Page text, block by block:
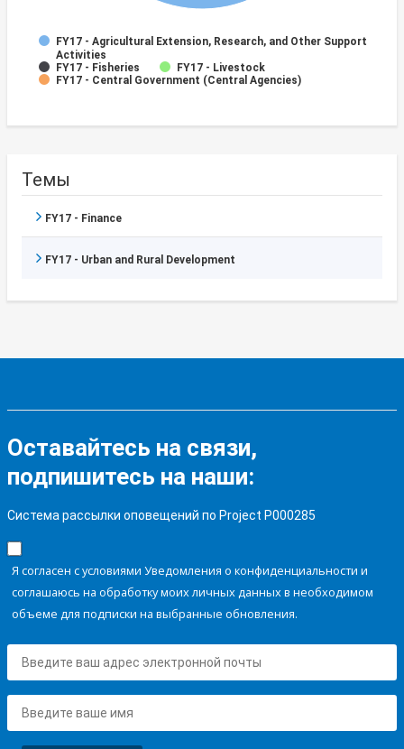
FY17 - Agricultural Extension, Research, and Other Support
Activities
FY17 - Fisheries
FY17 - Livestock
FY17 - Central Government (Central Agencies)
Темы
FY17 - Finance
FY17 - Urban and Rural Development
Оставайтесь на связи,
подпишитесь на наши:
Система рассылки оповещений по Project P000285
Я согласен с условиями Уведомления о конфиденциальности и
соглашаюсь на обработку моих личных данных в необходимом
объеме для подписки на выбранные обновления.